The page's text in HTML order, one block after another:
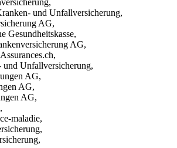
und Unfallversicherung,
AG,
Gesundheitskasse,
AG,
und Unfallversicherung,
AG,
AG,
AG,
maladie,